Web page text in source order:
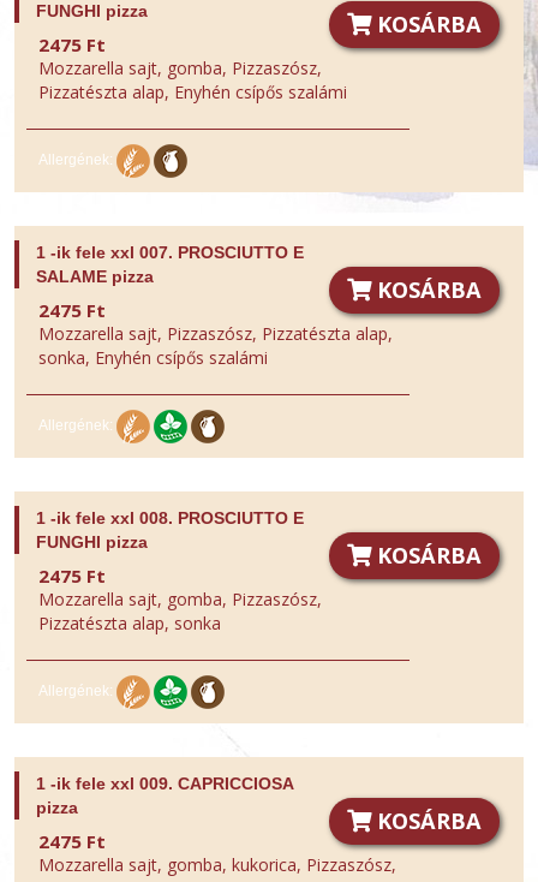
KOSÁRBA
FUNGHI pizza
2475 Ft
Mozzarella sajt, gomba, Pizzaszósz,
Pizzatészta alap, Enyhén csípős szalámi
Allergének:
KOSÁRBA
1 -ik fele xxl 007. PROSCIUTTO E
SALAME pizza
2475 Ft
Mozzarella sajt, Pizzaszósz, Pizzatészta alap,
sonka, Enyhén csípős szalámi
Allergének:
KOSÁRBA
1 -ik fele xxl 008. PROSCIUTTO E
FUNGHI pizza
2475 Ft
Mozzarella sajt, gomba, Pizzaszósz,
Pizzatészta alap, sonka
Allergének:
KOSÁRBA
1 -ik fele xxl 009. CAPRICCIOSA
pizza
2475 Ft
Mozzarella sajt, gomba, kukorica, Pizzaszósz,